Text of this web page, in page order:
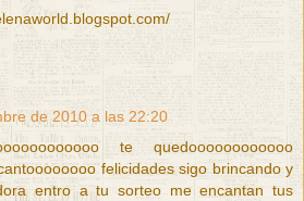
de 2010 a las 22:20
te quedoooooooooooo
felicidades sigo brincando y
entro a tu sorteo me encantan tus